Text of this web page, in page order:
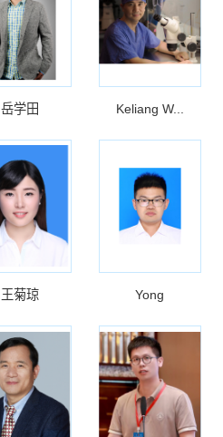
岳学田 Keliang W...
王菊琼 Yong